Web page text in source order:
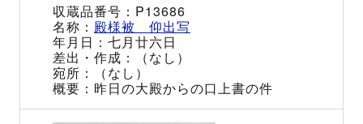
P13686
殿様被 仰出写
七月廿六日
（なし）
（なし）
昨日の大殿からの口上書の件